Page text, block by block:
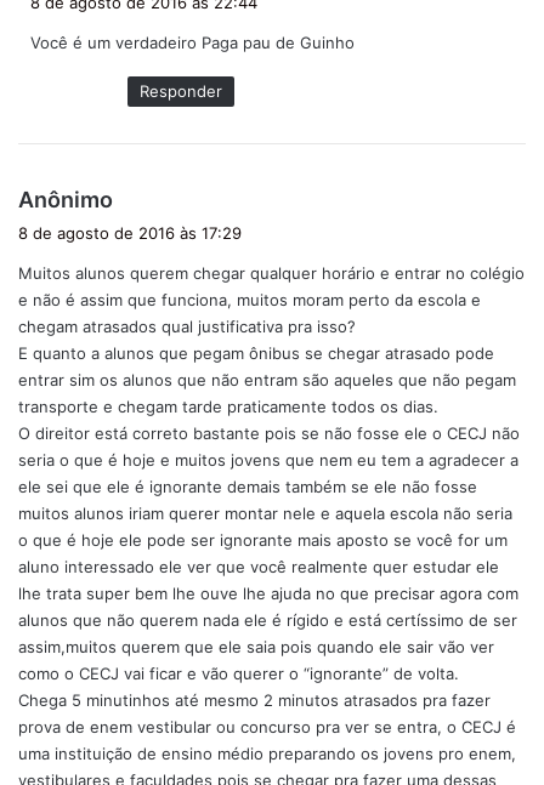
s
Você é um verdadeiro Paga pau de Guinho
Responder
Anônimo
s
e
:
8 de agosto de 2016 às 17:29
Muitos alunos querem chegar qualquer horário e entrar no colégio
e não é assim que funciona, muitos moram perto da escola e
chegam atrasados qual justificativa pra isso?
E quanto a alunos que pegam ônibus se chegar atrasado pode
entrar sim os alunos que não entram são aqueles que não pegam
transporte e chegam tarde praticamente todos os dias.
O direitor está correto bastante pois se não fosse ele o CECJ não
seria o que é hoje e muitos jovens que nem eu tem a agradecer a
ele sei que ele é ignorante demais também se ele não fosse
muitos alunos iriam querer montar nele e aquela escola não seria
o que é hoje ele pode ser ignorante mais aposto se você for um
aluno interessado ele ver que você realmente quer estudar ele
lhe trata super bem lhe ouve lhe ajuda no que precisar agora com
alunos que não querem nada ele é rígido e está certíssimo de ser
assim,muitos querem que ele saia pois quando ele sair vão ver
como o CECJ vai ficar e vão querer o “ignorante” de volta.
Chega 5 minutinhos até mesmo 2 minutos atrasados pra fazer
prova de enem vestibular ou concurso pra ver se entra, o CECJ é
uma instituição de ensino médio preparando os jovens pro enem,
vestibulares e faculdades pois se chegar pra fazer uma dessas